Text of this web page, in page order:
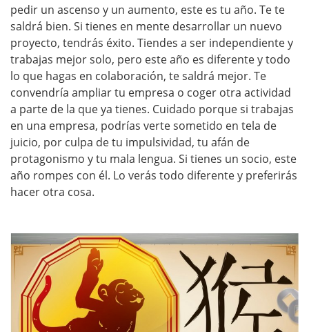
pedir un ascenso y un aumento, este es tu año. Te te
saldrá bien. Si tienes en mente desarrollar un nuevo
proyecto, tendrás éxito. Tiendes a ser independiente y
trabajas mejor solo, pero este año es diferente y todo
lo que hagas en colaboración, te saldrá mejor. Te
convendría ampliar tu empresa o coger otra actividad
a parte de la que ya tienes. Cuidado porque si trabajas
en una empresa, podrías verte sometido en tela de
juicio, por culpa de tu impulsividad, tu afán de
protagonismo y tu mala lengua. Si tienes un socio, este
año rompes con él. Lo verás todo diferente y preferirás
hacer otra cosa.